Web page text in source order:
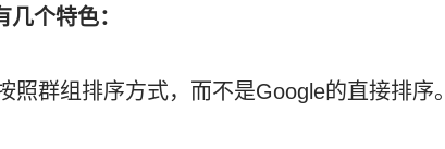
个特色：
照群组排序方式，而不是Google的直接排序。